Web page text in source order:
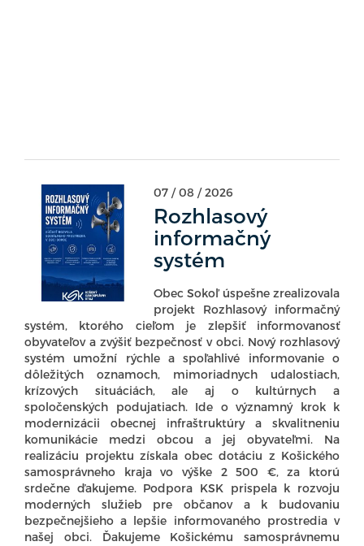
07 / 08 / 2026
Rozhlasový
informačný
systém
Obec Sokoľ úspešne zrealizovala
projekt Rozhlasový informačný
systém, ktorého cieľom je zlepšiť informovanosť
obyvateľov a zvýšiť bezpečnosť v obci. Nový rozhlasový
systém umožní rýchle a spoľahlivé informovanie o
dôležitých oznamoch, mimoriadnych udalostiach,
krízových situáciách, ale aj o kultúrnych a
spoločenských podujatiach. Ide o významný krok k
modernizácii obecnej infraštruktúry a skvalitneniu
komunikácie medzi obcou a jej obyvateľmi. Na
realizáciu projektu získala obec dotáciu z Košického
samosprávneho kraja vo výške 2 500 €, za ktorú
srdečne ďakujeme. Podpora KSK prispela k rozvoju
moderných služieb pre občanov a k budovaniu
bezpečnejšieho a lepšie informovaného prostredia v
našej obci. Ďakujeme Košickému samosprávnemu